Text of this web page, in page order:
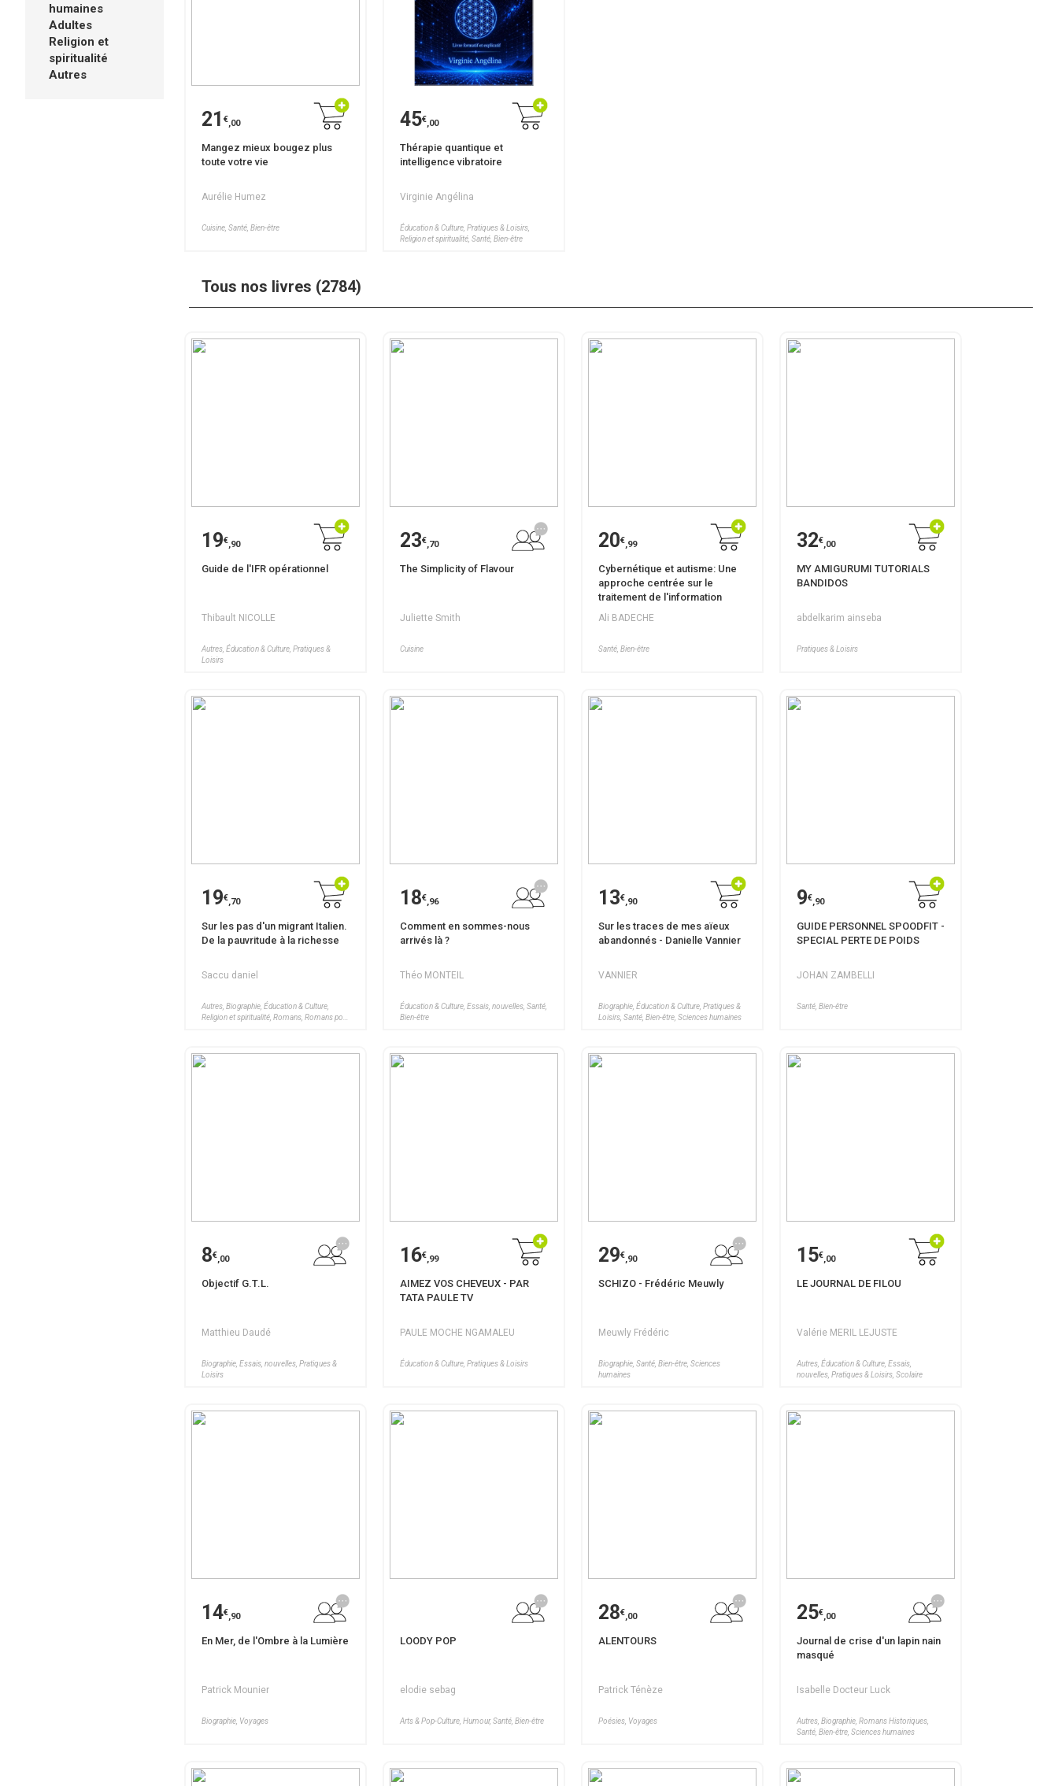
humaines
Adultes
Religion et
spiritualité
Autres
21 €,00
Mangez mieux bougez plus
toute votre vie
Aurélie Humez
Cuisine, Santé, Bien-être
45€,00
Thérapie quantique et
intelligence vibratoire
Virginie Angélina
Éducation & Culture, Pratiques & Loisirs,
Religion et spiritualité, Santé, Bien-être
Tous nos livres (2784)
19€,90
Guide de l'IFR opérationnel
Thibault NICOLLE
Autres, Éducation & Culture, Pratiques &
Loisirs
23€,70
The Simplicity of Flavour
Juliette Smith
Cuisine
20€,99
Cybernétique et autisme: Une
approche centrée sur le
traitement de l'information
Ali BADECHE
Santé, Bien-être
32€,00
MY AMIGURUMI TUTORIALS
BANDIDOS
abdelkarim ainseba
Pratiques & Loisirs
19€,70
Sur les pas d'un migrant Italien.
De la pauvritude à la richesse
Saccu daniel
Autres, Biographie, Éducation & Culture,
Religion et spiritualité, Romans, Romans pour
18€,96
Comment en sommes-nous
arrivés là ?
Théo MONTEIL
Éducation & Culture, Essais, nouvelles, Santé,
Bien-être
13€,90
Sur les traces de mes aïeux
abandonnés - Danielle Vannier
VANNIER
Biographie, Éducation & Culture, Pratiques &
Loisirs, Santé, Bien-être, Sciences humaines
9€,90
GUIDE PERSONNEL SPOODFIT -
SPECIAL PERTE DE POIDS
JOHAN ZAMBELLI
Santé, Bien-être
8€,00
Objectif G.T.L.
Matthieu Daudé
Biographie, Essais, nouvelles, Pratiques &
Loisirs
16€,99
AIMEZ VOS CHEVEUX - PAR
TATA PAULE TV
PAULE MOCHE NGAMALEU
Éducation & Culture, Pratiques & Loisirs
29€,90
SCHIZO - Frédéric Meuwly
Meuwly Frédéric
Biographie, Santé, Bien-être, Sciences
humaines
15€,00
LE JOURNAL DE FILOU
Valérie MERIL LEJUSTE
Autres, Éducation & Culture, Essais,
nouvelles, Pratiques & Loisirs, Scolaire
14€,90
En Mer, de l'Ombre à la Lumière
Patrick Mounier
Biographie, Voyages
LOODY POP
elodie sebag
Arts & Pop-Culture, Humour, Santé, Bien-être
28€,00
ALENTOURS
Patrick Ténèze
Poésies, Voyages
25€,00
Journal de crise d'un lapin nain
masqué
Isabelle Docteur Luck
Autres, Biographie, Romans Historiques,
Santé, Bien-être, Sciences humaines